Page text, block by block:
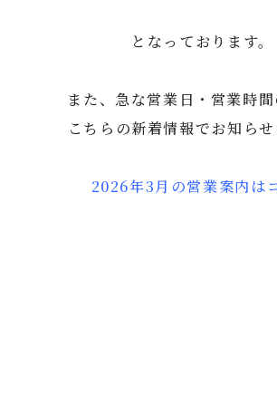
となっております。
また、急な営業日・営業時
こちらの新着情報でお知らせ
2026年3月の営業案内は